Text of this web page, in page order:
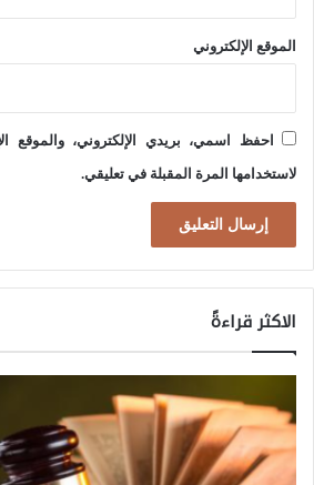
ل
ب
ر
ا
ت
ا
ل
ج
ا
ف
ا
الموقع الإلكتروني
احفظ اسمي، بريدي الإلكتروني، والموقع
لاستخدامها المرة المقبلة في تعليقي.
الاكثر قراءةً